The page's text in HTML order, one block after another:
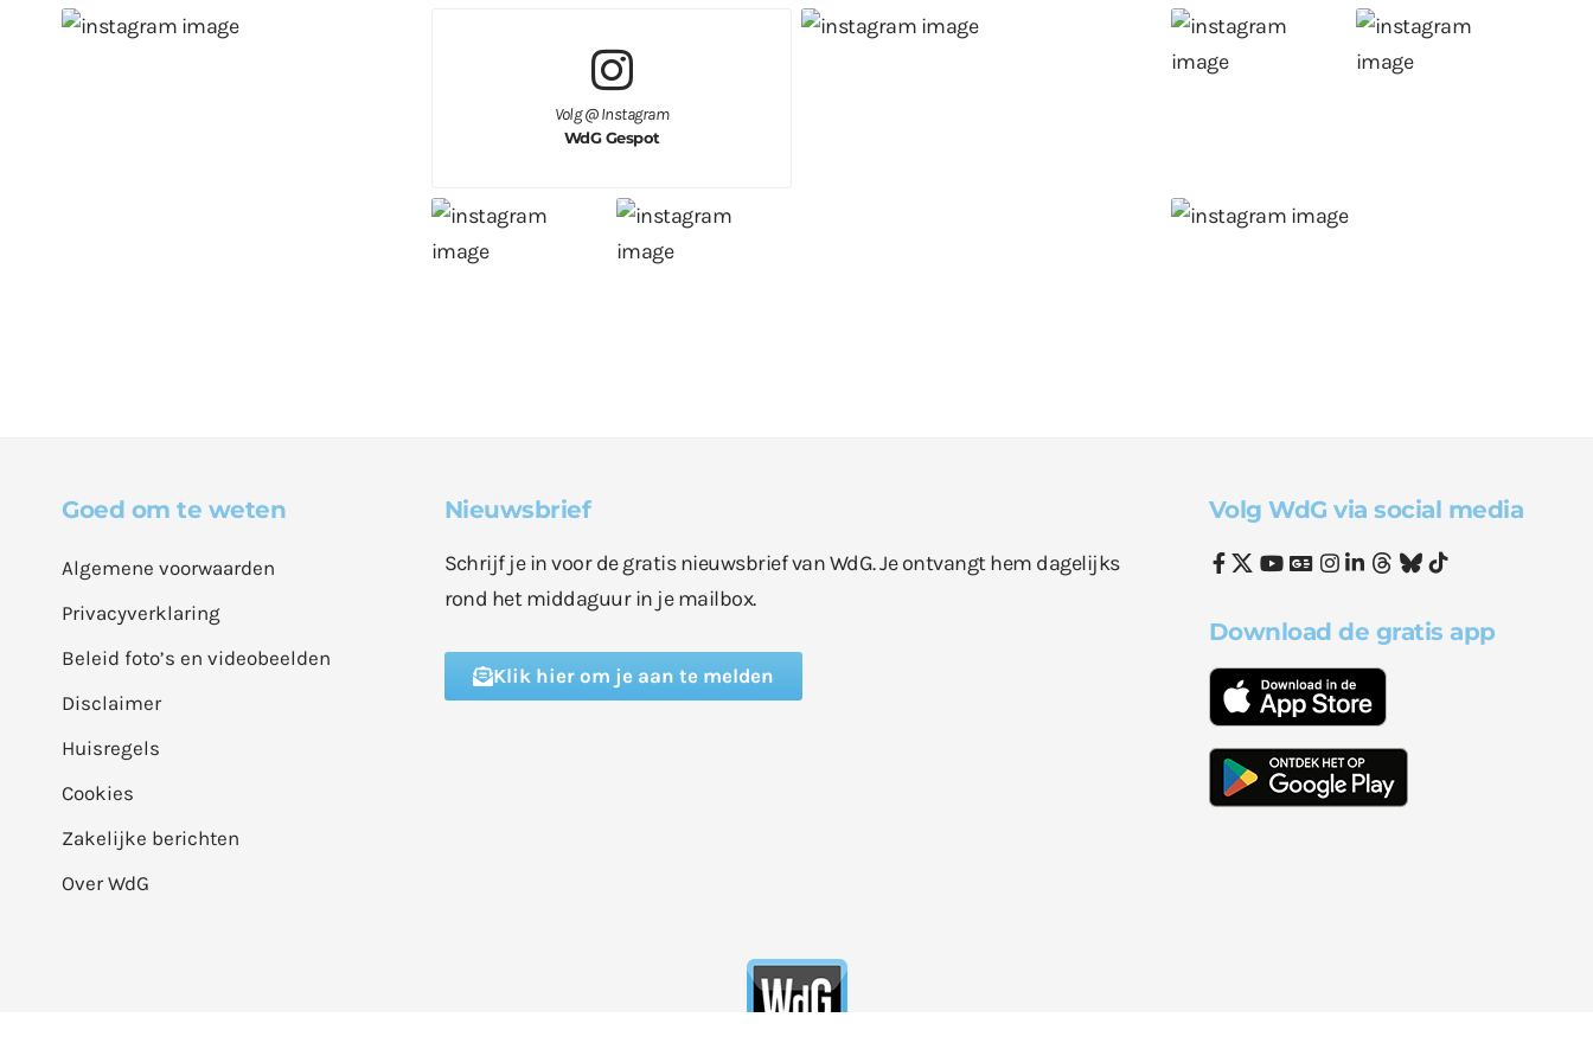
Volg @ Instagram
WdG Gespot
Goed om te weten
Algemene voorwaarden
Privacyverklaring
Beleid foto’s en videobeelden
Disclaimer
Huisregels
Cookies
Zakelijke berichten
Over WdG
Nieuwsbrief
Schrijf je in voor de gratis nieuwsbrief van WdG. Je ontvangt hem dagelijks
rond het middaguur in je mailbox.
Klik hier om je aan te melden
Volg WdG via social media
Download de gratis app